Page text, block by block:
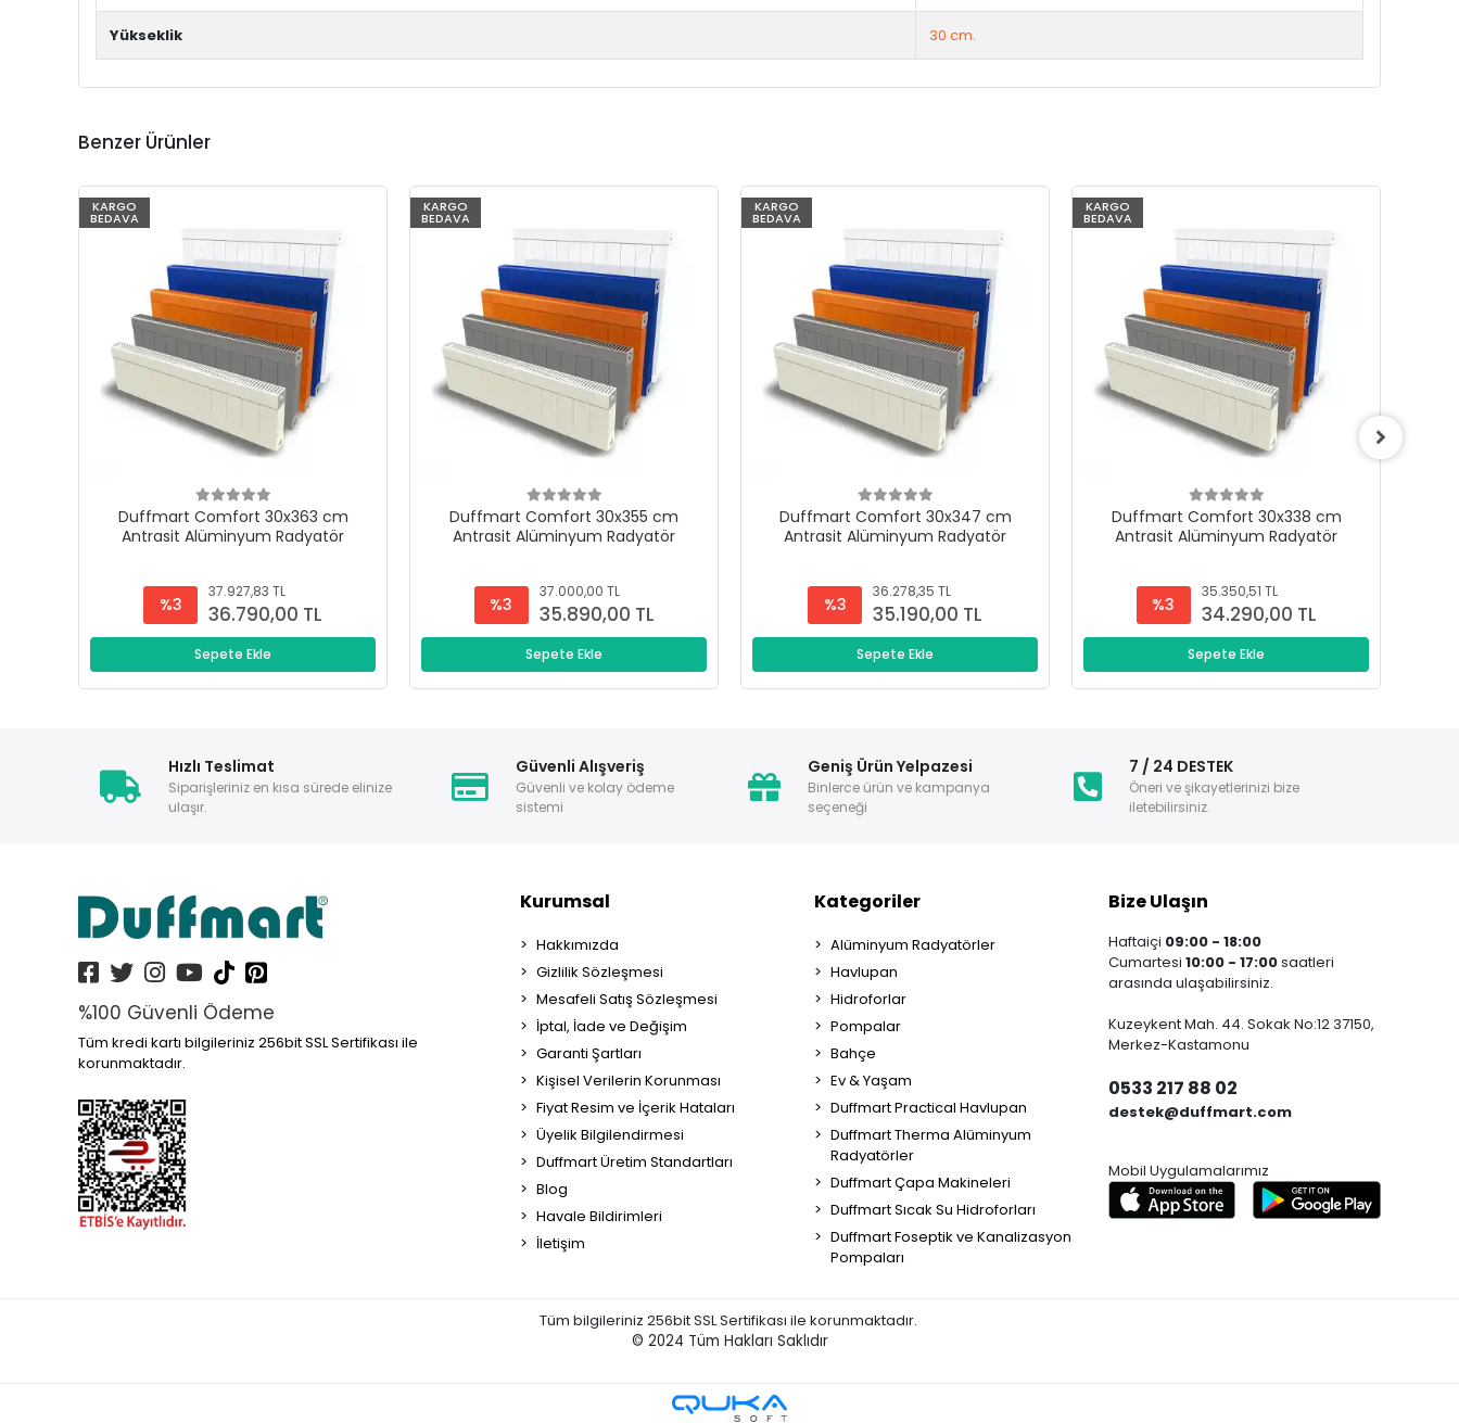
Yükseklik 30 cm.
Benzer Ürünler
KARGO
BEDAVA
Duffmart Comfort 30x363 cm
Antrasit Alüminyum Radyatör
%3
37.927,83 TL
36.790,00 TL
Sepete Ekle
KARGO
BEDAVA
Duffmart Comfort 30x355 cm
Antrasit Alüminyum Radyatör
%3
37.000,00 TL
35.890,00 TL
Sepete Ekle
KARGO
BEDAVA
Duffmart Comfort 30x347 cm
Antrasit Alüminyum Radyatör
%3
36.278,35 TL
35.190,00 TL
Sepete Ekle
KARGO
BEDAVA
Duffmart Comfort 30x338 cm
Antrasit Alüminyum Radyatör
%3
35.350,51 TL
34.290,00 TL
Sepete Ekle
Hızlı Teslimat
Siparişleriniz en kısa sürede elinize
ulaşır.
Güvenli Alışveriş
Güvenli ve kolay ödeme
sistemi
Geniş Ürün Yelpazesi
Binlerce ürün ve kampanya
seçeneği
7 / 24 DESTEK
Öneri ve şikayetlerinizi bize
iletebilirsiniz.
%100 Güvenli Ödeme
Tüm kredi kartı bilgileriniz 256bit SSL Sertifikası ile
korunmaktadır.
Kurumsal
Hakkımızda
Gizlilik Sözleşmesi
Mesafeli Satış Sözleşmesi
İptal, İade ve Değişim
Garanti Şartları
Kişisel Verilerin Korunması
Fiyat Resim ve İçerik Hataları
Üyelik Bilgilendirmesi
Duffmart Üretim Standartları
Blog
Havale Bildirimleri
İletişim
Kategoriler
Alüminyum Radyatörler
Havlupan
Hidroforlar
Pompalar
Bahçe
Ev & Yaşam
Duffmart Practical Havlupan
Duffmart Therma Alüminyum
Radyatörler
Duffmart Çapa Makineleri
Duffmart Sıcak Su Hidroforları
Duffmart Foseptik ve Kanalizasyon
Pompaları
Bize Ulaşın
Haftaiçi 09:00 - 18:00
Cumartesi 10:00 - 17:00saatleri
arasında ulaşabilirsiniz.
Kuzeykent Mah. 44. Sokak No:12 37150,
Merkez-Kastamonu
0533 217 88 02
destek@duffmart.com
Mobil Uygulamalarımız
Tüm bilgileriniz 256bit SSL Sertifikası ile korunmaktadır.
© 2024 Tüm Hakları Saklıdır